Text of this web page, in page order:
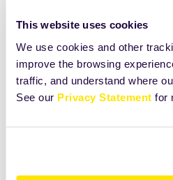
This website uses cookies
We use cookies and other
improve the browsing
traffic, and understand where
See our Privacy Statement for
Odkryj więcej niż widzisz